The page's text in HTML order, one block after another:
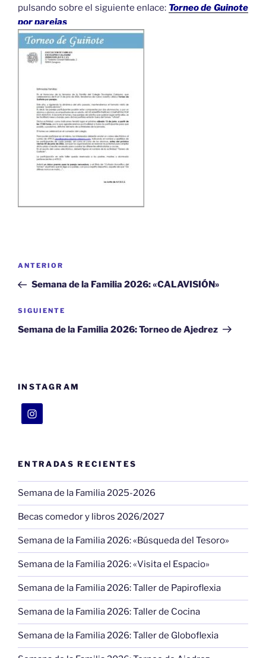
pulsando sobre el siguiente enlace: Torneo de Guinote
por parejas
Navegación
entradas
Entrada
anterior:
ANTERIOR
Semana de la Familia 2026: «CALAVISIÓN»
Siguiente
entrada
SIGUIENTE
Semana de la Familia 2026: Torneo de Ajedrez
INSTAGRAM
ENTRADAS RECIENTES
Semana de la Familia 2025-2026
Becas comedor y libros 2026/2027
Semana de la Familia 2026: «Búsqueda del Tesoro»
Semana de la Familia 2026: «Visita el Espacio»
Semana de la Familia 2026: Taller de Papiroflexia
Semana de la Familia 2026: Taller de Cocina
Semana de la Familia 2026: Taller de Globoflexia